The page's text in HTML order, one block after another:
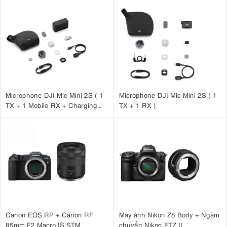
3.4. Hiệu suất ánh sáng yếu đặc biệt
flash – và chụp ở tốc độ màn trập nhanh hơn.
Microphone DJI Mic Mini 2S ( 1
TX + 1 Mobile RX + Charging
Microphone DJI Mic Mini 2S ( 1
TX + 1 RX )
Canon EOS RP + Canon RF
85mm F2 Macro IS STM
Máy ảnh Nikon Z8 Body + Ngàm
chuyển Nikon FTZ II